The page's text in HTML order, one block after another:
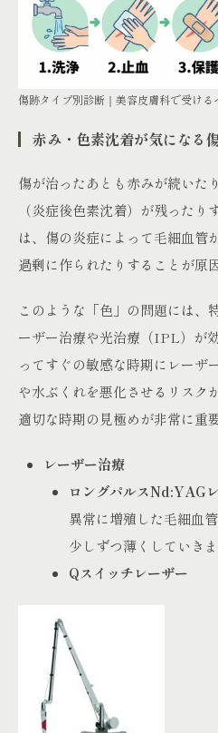
傷跡タイプ別診断｜美容皮膚科で受け
赤み・色素沈着が気になる
傷が治ったあとも赤みが続いた
（炎症後色素沈着）が残ったり
は、傷の炎症によって毛細血管
過剰に作られたりすることが原
このような「色」の問題には、
ーザー治療や光治療（IPL）が
ってすぐの敏感な時期にレーザ
や水ぶくれを悪化させるリスク
適切な時期の見極めが非常に重
レーザー治療
ロングパルスNd:YAG
異常に増殖した毛細血
少しずつ薄くしていきま
Qスイッチレーザー